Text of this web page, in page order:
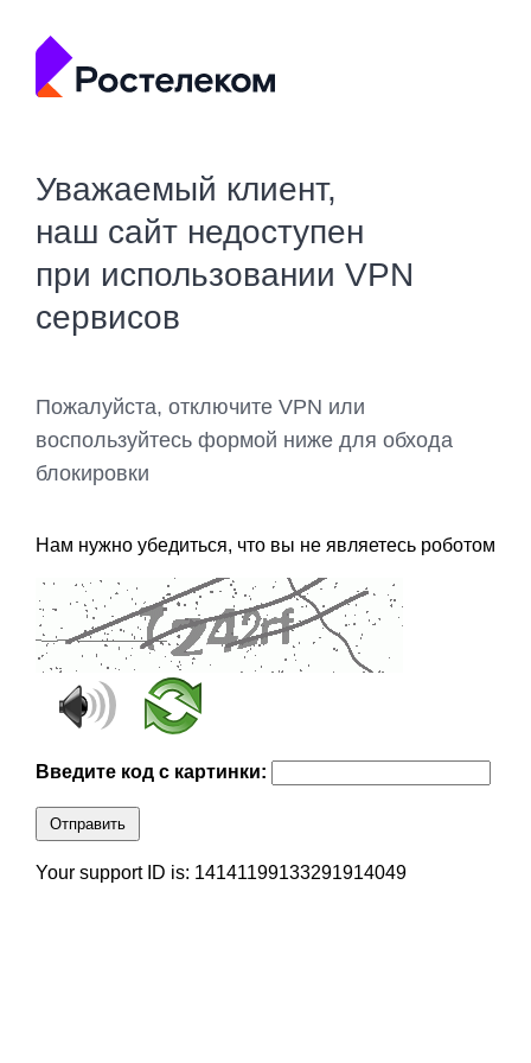
Уважаемый клиент,
наш сайт недоступен
при использовании VPN
сервисов
Пожалуйста, отключите VPN или
воспользуйтесь формой ниже для обхода
блокировки
Нам нужно убедиться, что вы не являетесь роботом
Введите код с картинки:
Отправить
Your support ID is: 14141199133291914049